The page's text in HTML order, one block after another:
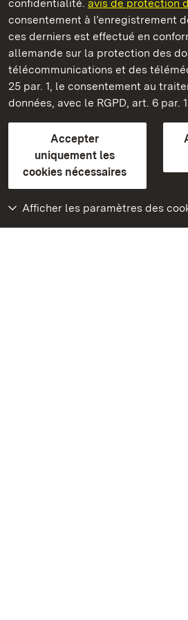
confidentialité. avis de protection
consentement à l’enregistrement
ces derniers est effectué en
allemande sur la protection des
télécommunications et des
25 par. 1, le consentement au
données, avec le RGPD, art. 6 par.
Accepter
uniquement les
cookies nécessaires
Afficher les paramètres des
Monastère de Hirsau
Châteaux et jardins publics du
FAQ et réponsesMentions légales
Explications sur l’accessibilité
BITV-konform (geprüfte Seiten)
plus loin
Accueil
Monuments
Rendez-nous visite